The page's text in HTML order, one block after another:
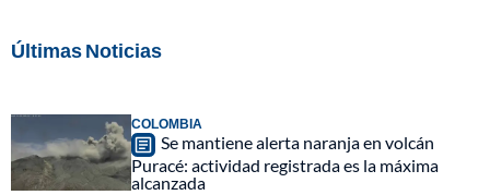
Últimas Noticias
COLOMBIA
Se mantiene alerta naranja en volcán
Puracé: actividad registrada es la máxima
alcanzada